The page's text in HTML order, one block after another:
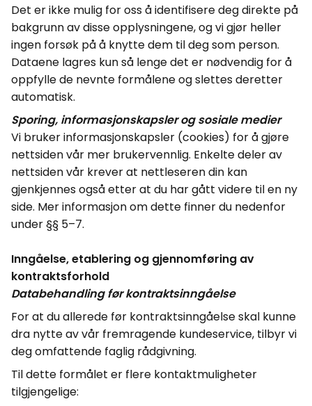
Det er ikke mulig for oss å identifisere deg direkte på
bakgrunn av disse opplysningene, og vi gjør heller
ingen forsøk på å knytte dem til deg som person.
Dataene lagres kun så lenge det er nødvendig for å
oppfylle de nevnte formålene og slettes deretter
automatisk.
Sporing, informasjonskapsler og sosiale medier
Vi bruker informasjonskapsler (cookies) for å gjøre
nettsiden vår mer brukervennlig. Enkelte deler av
nettsiden vår krever at nettleseren din kan
gjenkjennes også etter at du har gått videre til en ny
side. Mer informasjon om dette finner du nedenfor
under §§ 5–7.
Inngåelse, etablering og gjennomføring av
kontraktsforhold
Databehandling før kontraktsinngåelse
For at du allerede før kontraktsinngåelse skal kunne
dra nytte av vår fremragende kundeservice, tilbyr vi
deg omfattende faglig rådgivning.
Til dette formålet er flere kontaktmuligheter
tilgjengelige: